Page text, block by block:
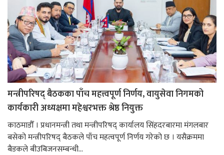
मन्त्रीपरिषद् बैठकका पाँच महत्त्वपूर्ण निर्णय, वायुसेवा निगमको
कार्यकारी अध्यक्षमा महेश्वरभक्त श्रेष्ठ नियुक्त
काठमाडौँ । प्रधानमन्त्री तथा मन्त्रीपरिषद् कार्यालय सिंहदरबारमा मंगलबार
बसेको मन्त्रीपरिषद् बैठकले पाँच महत्वपूर्ण निर्णय गरेको छ । यसैक्रममा
बैडकले बीउबिजनसम्बन्धी...